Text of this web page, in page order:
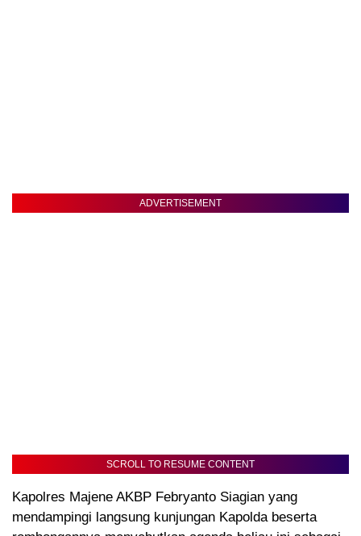
ADVERTISEMENT
SCROLL TO RESUME CONTENT
Kapolres Majene AKBP Febryanto Siagian yang
mendampingi langsung kunjungan Kapolda beserta